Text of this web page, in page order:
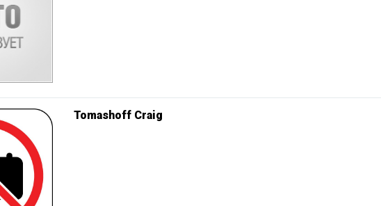
Tomashoff Craig